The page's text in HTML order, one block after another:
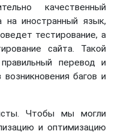
качественный
на иностранный язык,
тестирование, а
сайта. Такой
перевод и
багов и
Чтобы мы могли
и оптимизацию